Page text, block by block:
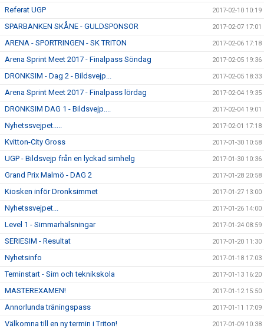
Referat UGP 2017-02-10 10:19
SPARBANKEN SKÅNE - GULDSPONSOR 2017-02-07 17:01
ARENA - SPORTRINGEN - SK TRITON 2017-02-06 17:18
Arena Sprint Meet 2017 - Finalpass Söndag 2017-02-05 19:36
DRONKSIM - Dag 2 - Bildsvejp... 2017-02-05 18:33
Arena Sprint Meet 2017 - Finalpass lördag 2017-02-04 19:35
DRONKSIM DAG 1 - Bildsvejp.... 2017-02-04 19:01
Nyhetssvejpet..... 2017-02-01 17:18
Kvitton-City Gross 2017-01-30 10:58
UGP - Bildsvejp från en lyckad simhelg 2017-01-30 10:36
Grand Prix Malmö - DAG 2 2017-01-28 20:58
Kiosken inför Dronksimmet 2017-01-27 13:00
Nyhetssvejpet... 2017-01-26 14:00
Level 1 - Simmarhälsningar 2017-01-24 08:59
SERIESIM - Resultat 2017-01-20 11:30
Nyhetsinfo 2017-01-18 17:03
Teminstart - Sim och teknikskola 2017-01-13 16:20
MASTEREXAMEN! 2017-01-12 15:50
Annorlunda träningspass 2017-01-11 17:09
Välkomna till en ny termin i Triton! 2017-01-09 10:38